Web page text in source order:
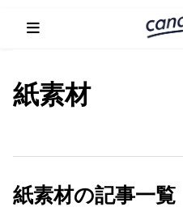
紙素材
紙素材の記事一覧